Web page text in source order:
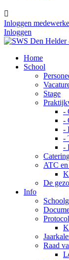

Inloggen
Inloggen
Home
School
Stage
-
-
-
-
-
ATC
De
Info
Raad